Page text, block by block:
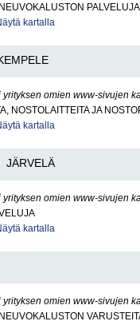
kartalla
yrityksen omien www-sivujen
NOSTOLAITTEITA JA
kartalla
JÄRVELÄ
yrityksen omien www-sivujen
kartalla
yrityksen omien www-sivujen